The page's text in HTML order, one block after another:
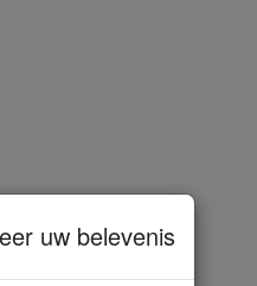
uw belevenis